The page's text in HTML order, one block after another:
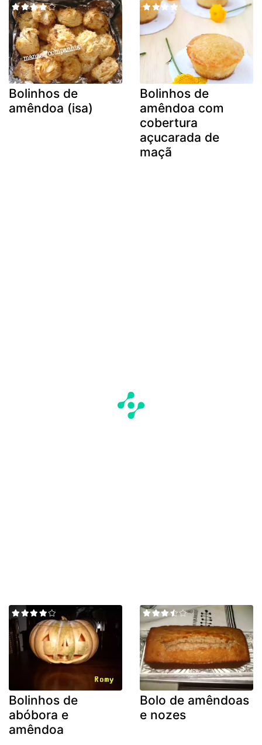
Bolinhos de
amêndoa (isa)
Bolinhos de
amêndoa com
cobertura
açucarada de
maçã
Bolinhos de
abóbora e
amêndoa
Bolo de amêndoas
e nozes